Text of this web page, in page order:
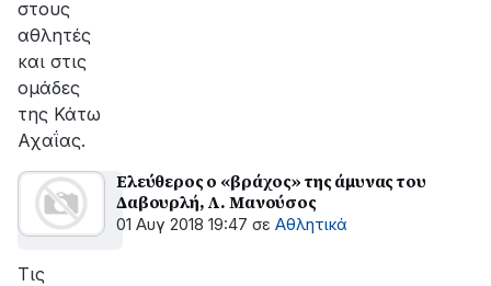
στους
αθλητές
και στις
ομάδες
της Κάτω
Αχαΐας.
Ελεύθερος ο «βράχος» της άμυνας του
Δαβουρλή, Λ. Μανούσος
01 Αυγ 2018 19:47 σε Αθλητικά
Τις